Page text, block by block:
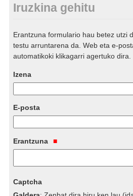
Iruzkina gehitu
Erantzuna formulario hau betez utzi
testu arruntarena da. Web eta e-
automatikoki klikagarri agertuko dira.
Izena
E-posta
Erantzuna
Captcha